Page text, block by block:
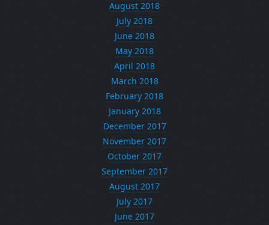
August 2018
July 2018
June 2018
May 2018
April 2018
March 2018
February 2018
January 2018
December 2017
November 2017
October 2017
September 2017
August 2017
July 2017
June 2017